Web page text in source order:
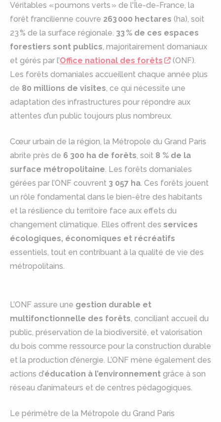
Véritables « poumons verts » de l'Île-de-France, la
forêt francilienne couvre 263 000 hectares (ha), soit
23 % de la surface régionale. 33 % de ces espaces
forestiers sont publics, majoritairement domaniaux
et gérés par l’Office national des forêts
(ONF).
Les forêts domaniales accueillent chaque année plus
de 80 millions de visites, ce qui nécessite une
adaptation des infrastructures pour répondre aux
attentes d’un public toujours plus nombreux.
Cœur urbain de la région, la Métropole du Grand Paris
abrite près de 6 300 ha de forêts, soit 8 % de la
surface métropolitaine. Les forêts domaniales
gérées par l’ONF couvrent 3 057 ha. Ces forêts jouent
un rôle fondamental dans le bien-être des habitants
et la résilience du territoire face aux effets du
changement climatique. Elles offrent des services
écologiques, économiques et récréatifs
essentiels, tout en contribuant à la qualité de vie des
métropolitains.
L’ONF assure une gestion durable et
multifonctionnelle des forêts, conciliant accueil du
public, préservation de la biodiversité, et valorisation
du bois comme ressource pour la construction durable
et la production d’énergie. L’ONF mène également des
actions d’éducation à l’environnement grâce à son
réseau d’animateurs et de centres pédagogiques.
Le périmètre de la Métropole du Grand Paris